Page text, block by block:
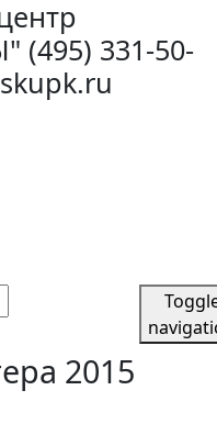
(495) 331-50-
2015